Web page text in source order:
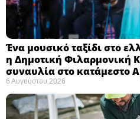
Ένα μουσικό ταξίδι στο
η Δημοτική Φιλαρμονική
συναυλία στο κατάμεστο
6 Αυγούστου 2026